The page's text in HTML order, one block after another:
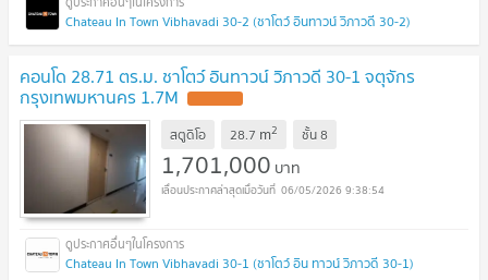
Chateau In Town Vibhavadi 30-2 (ชาโตว์ อินทาวน์ วิภาวดี 30-2)
คอนโด 28.71 ตร.ม. ชาโตว์ อินทาวน์ วิภาวดี 30-1 จตุจักร
กรุงเทพมหานคร 1.7M
สตูดิโอ 28.7 m2 ชั้น8
1,701,000 บาท
06/05/2026 9:38:54
Chateau In Town Vibhavadi 30-1 (ชาโตว์ อิน ทาวน์ วิภาวดี 30-1)